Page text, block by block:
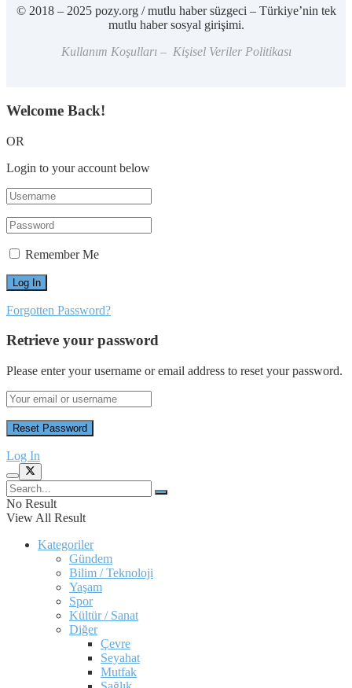
© 2018 – 2025 pozy.org / mutlu haber süzgeci – Türkiye’nin tek
mutlu haber sosyal girişimi.
Kullanım Koşulları – Kişisel Veriler Politikası
Welcome Back!
OR
Login to your account below
Remember Me
Forgotten Password?
Retrieve your password
Please enter your username or email address to reset your password.
Log In
No Result
View All Result
Kategoriler
Gündem
Bilim / Teknoloji
Yaşam
Spor
Kültür / Sanat
Diğer
Çevre
Seyahat
Mutfak